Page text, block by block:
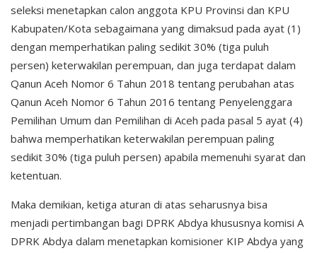
seleksi menetapkan calon anggota KPU Provinsi dan KPU
Kabupaten/Kota sebagaimana yang dimaksud pada ayat (1)
dengan memperhatikan paling sedikit 30% (tiga puluh
persen) keterwakilan perempuan, dan juga terdapat dalam
Qanun Aceh Nomor 6 Tahun 2018 tentang perubahan atas
Qanun Aceh Nomor 6 Tahun 2016 tentang Penyelenggara
Pemilihan Umum dan Pemilihan di Aceh pada pasal 5 ayat (4)
bahwa memperhatikan keterwakilan perempuan paling
sedikit 30% (tiga puluh persen) apabila memenuhi syarat dan
ketentuan.
Maka demikian, ketiga aturan di atas seharusnya bisa
menjadi pertimbangan bagi DPRK Abdya khususnya komisi A
DPRK Abdya dalam menetapkan komisioner KIP Abdya yang